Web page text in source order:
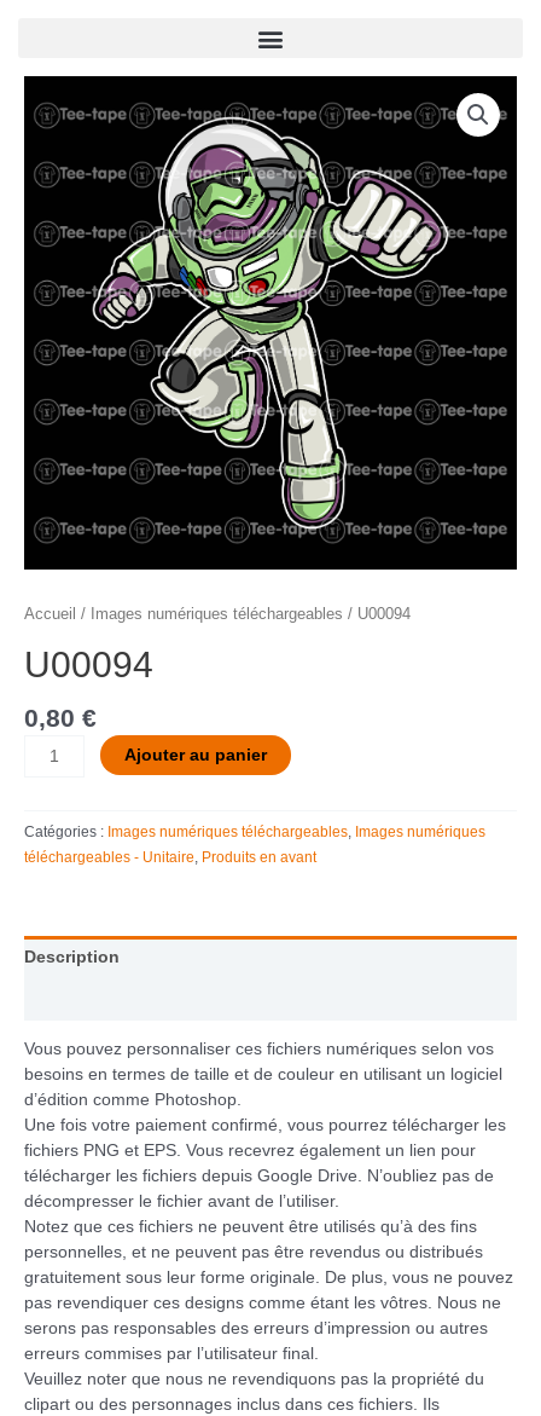
Menu
Accueil / Images numériques téléchargeables / U00094
U00094
0,80 €
de
Ajouter au panier
Catégories : Images numériques téléchargeables Images numériques
téléchargeables - Unitaire Produits en avant
Description
Vous pouvez personnaliser ces fichiers numériques selon vos
besoins en termes de taille et de couleur en utilisant un logiciel
d’édition comme Photoshop.
Une fois votre paiement confirmé, vous pourrez télécharger les
fichiers PNG et EPS. Vous recevrez également un lien pour
télécharger les fichiers depuis Google Drive. N’oubliez pas de
décompresser le fichier avant de l’utiliser.
Notez que ces fichiers ne peuvent être utilisés qu’à des fins
personnelles, et ne peuvent pas être revendus ou distribués
gratuitement sous leur forme originale. De plus, vous ne pouvez
pas revendiquer ces designs comme étant les vôtres. Nous ne
serons pas responsables des erreurs d’impression ou autres
erreurs commises par l’utilisateur final.
Veuillez noter que nous ne revendiquons pas la propriété du
clipart ou des personnages inclus dans ces fichiers. Ils